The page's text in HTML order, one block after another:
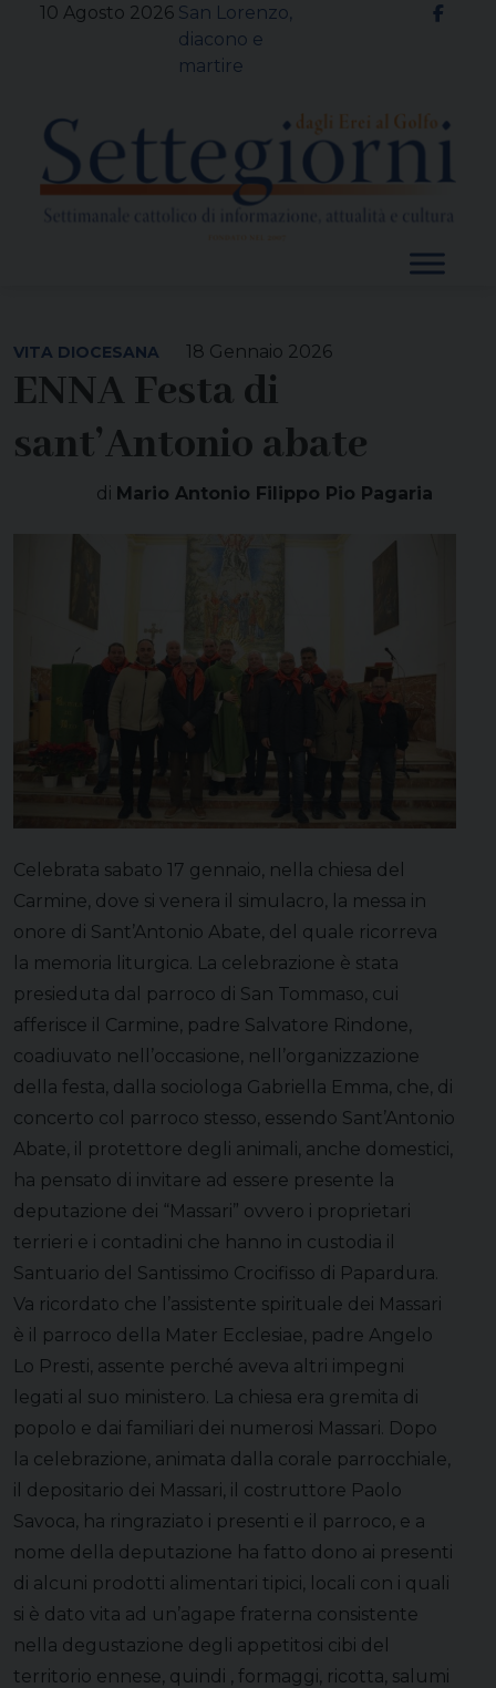
10 Agosto 2026 San Lorenzo,
diacono e
martire
18 Gennaio 2026
VITA DIOCESANA
ENNA Festa di
sant’Antonio abate
di Mario Antonio Filippo Pio Pagaria
Celebrata sabato 17 gennaio, nella chiesa del
Carmine, dove si venera il simulacro, la messa in
onore di Sant’Antonio Abate, del quale ricorreva
la memoria liturgica. La celebrazione è stata
presieduta dal parroco di San Tommaso, cui
afferisce il Carmine, padre Salvatore Rindone,
coadiuvato nell’occasione, nell’organizzazione
della festa, dalla sociologa Gabriella Emma, che, di
concerto col parroco stesso, essendo Sant’Antonio
Abate, il protettore degli animali, anche domestici,
ha pensato di invitare ad essere presente la
deputazione dei “Massari” ovvero i proprietari
terrieri e i contadini che hanno in custodia il
Santuario del Santissimo Crocifisso di Papardura.
Va ricordato che l’assistente spirituale dei Massari
è il parroco della Mater Ecclesiae, padre Angelo
Lo Presti, assente perché aveva altri impegni
legati al suo ministero. La chiesa era gremita di
popolo e dai familiari dei numerosi Massari. Dopo
la celebrazione, animata dalla corale parrocchiale,
il depositario dei Massari, il costruttore Paolo
Savoca, ha ringraziato i presenti e il parroco, e a
nome della deputazione ha fatto dono ai presenti
di alcuni prodotti alimentari tipici, locali con i quali
si è dato vita ad un’agape fraterna consistente
nella degustazione degli appetitosi cibi del
territorio ennese, quindi , formaggi, ricotta, salumi